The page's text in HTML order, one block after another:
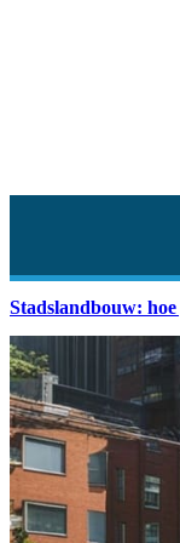
Stadslandbouw: